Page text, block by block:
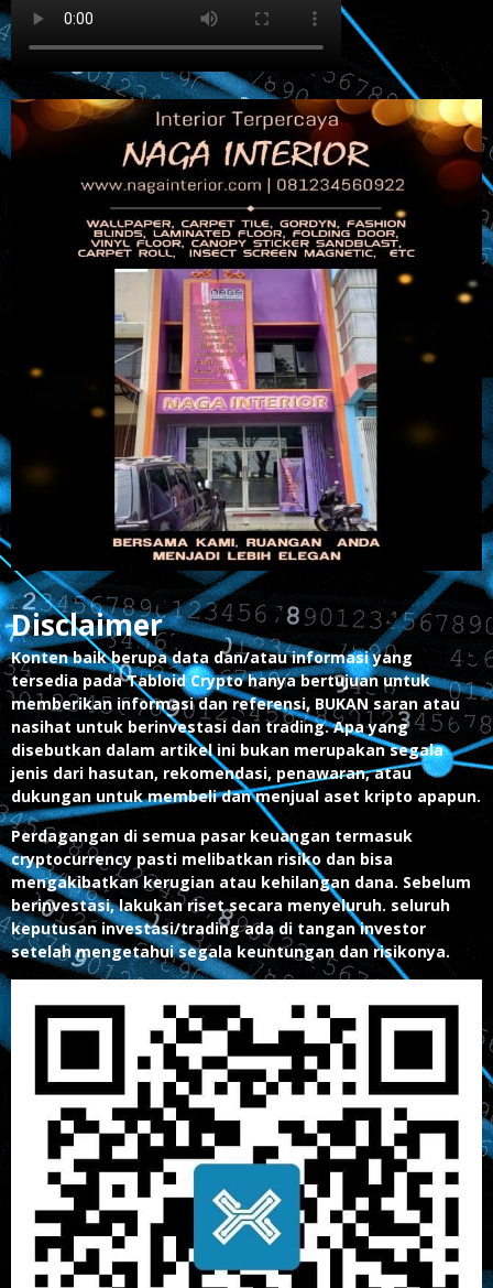
Disclaimer
Konten baik berupa data dan/atau informasi yang
tersedia pada Tabloid Crypto hanya bertujuan untuk
memberikan informasi dan referensi, BUKAN saran atau
nasihat untuk berinvestasi dan trading. Apa yang
disebutkan dalam artikel ini bukan merupakan segala
jenis dari hasutan, rekomendasi, penawaran, atau
dukungan untuk membeli dan menjual aset kripto apapun.
Perdagangan di semua pasar keuangan termasuk
cryptocurrency pasti melibatkan risiko dan bisa
mengakibatkan kerugian atau kehilangan dana. Sebelum
berinvestasi, lakukan riset secara menyeluruh. seluruh
keputusan investasi/trading ada di tangan investor
setelah mengetahui segala keuntungan dan risikonya.